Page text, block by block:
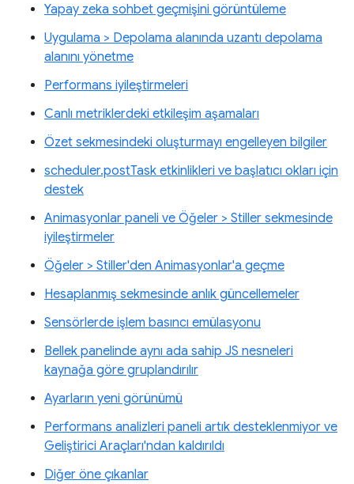
Yapay zeka sohbet geçmişini görüntüleme
Uygulama > Depolama alanında uzantı depolama
alanını yönetme
Performans iyileştirmeleri
Canlı metriklerdeki etkileşim aşamaları
Özet sekmesindeki oluşturmayı engelleyen bilgiler
scheduler.postTask etkinlikleri ve başlatıcı okları için
destek
Animasyonlar paneli ve Öğeler > Stiller sekmesinde
iyileştirmeler
Öğeler > Stiller'den Animasyonlar'a geçme
Hesaplanmış sekmesinde anlık güncellemeler
Sensörlerde işlem basıncı emülasyonu
Bellek panelinde aynı ada sahip JS nesneleri
kaynağa göre gruplandırılır
Ayarların yeni görünümü
Performans analizleri paneli artık desteklenmiyor ve
Geliştirici Araçları'ndan kaldırıldı
Diğer öne çıkanlar